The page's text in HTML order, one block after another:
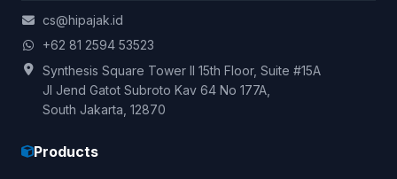
cs@hipajak.id
+62 81 2594 53523
Synthesis Square Tower II 15th Floor, Suite #15A
Jl Jend Gatot Subroto Kav 64 No 177A,
South Jakarta, 12870
Products